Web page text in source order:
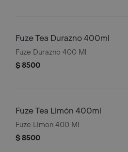
Fuze Tea Durazno 400ml
Fuze Durazno 400 Ml
$ 8500
Fuze Tea Limón 400ml
Fuze Limon 400 Ml
$ 8500